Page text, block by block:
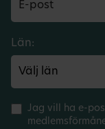
Län:
Jag vill ha e-